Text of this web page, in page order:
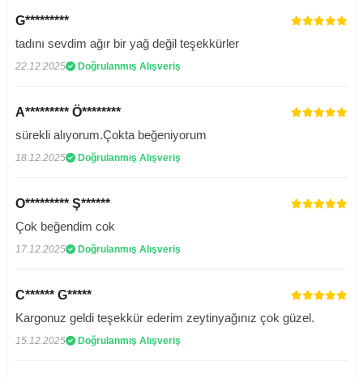
G*********
tadını sevdim ağır bir yağ değil teşekkürler
22.12.2025 Doğrulanmış Alışveriş
A********* Ö********
sürekli alıyorum.Çokta beğeniyorum
18.12.2025 Doğrulanmış Alışveriş
O********* Ş******
Çok beğendim cok
17.12.2025 Doğrulanmış Alışveriş
C****** G*****
Kargonuz geldi teşekkür ederim zeytinyağınız çok güzel.
15.12.2025 Doğrulanmış Alışveriş